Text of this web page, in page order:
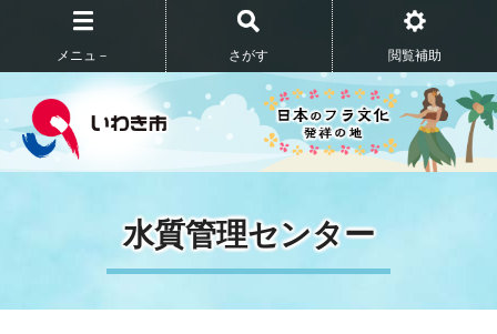
メニュ－ さがす 閲覧補助
水質管理センター